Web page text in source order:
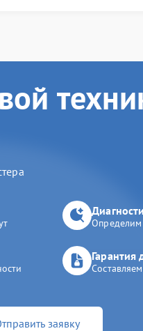
Определим
Гарантия
заявку